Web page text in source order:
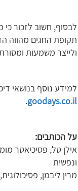
לבסוף, חשוב לזכור
תקופת החגים מהווה
ולייצר משמעות
למידע נוסף בנושאי
goodays.co.il
.
על הכותבים:
אילן טל, פסיכיאטר
ונפשית
מרין ליבמן,